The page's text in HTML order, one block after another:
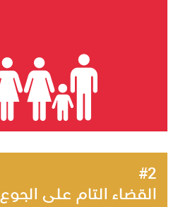
#2
القضاء التام على الجوع